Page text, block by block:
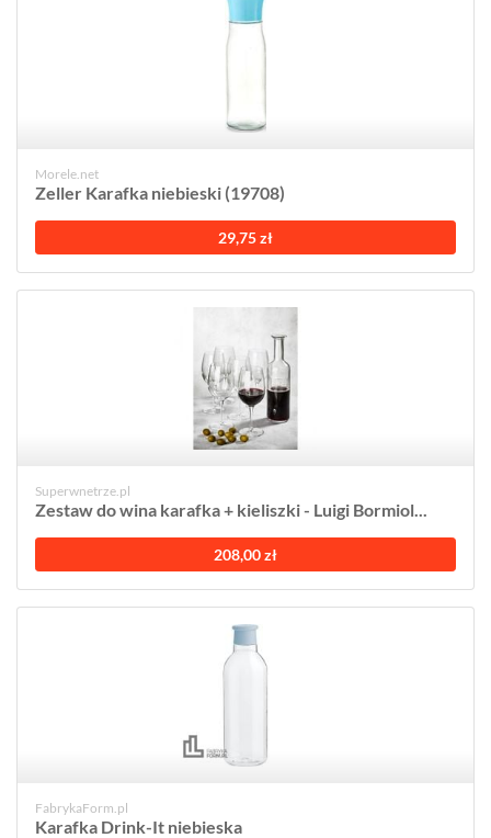
Morele.net
Zeller Karafka niebieski (19708)
29,75 zł
Superwnetrze.pl
Zestaw do wina karafka + kieliszki - Luigi Bormiol...
208,00 zł
FabrykaForm.pl
Karafka Drink-It niebieska